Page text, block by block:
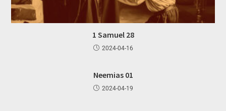
1 Samuel 28
2024-04-16
Neemias 01
2024-04-19